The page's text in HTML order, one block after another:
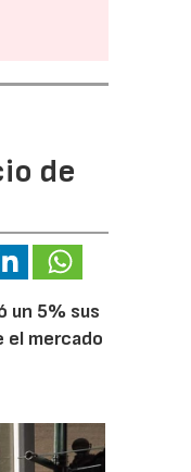
de
un 5% sus
el mercado